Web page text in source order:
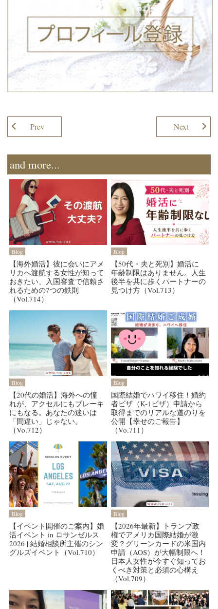
Prev Next
and more...
Blog
【海外婚活】彼に会いにアメ
リカへ渡航する女性が知って
おきたい、入国審査で信頼さ
れるための7つの鉄則
（Vol.714）
Blog
【50代・夫と死別】婚活に
年齢制限はありません。人生
後半を共に歩くパートナーの
見つけ方（Vol.713）
Blog
【20代の婚活】海外への憧
れが、アクセルにもブレーキ
にもなる。あなたの迷いは
「間違い」じゃない。
（Vo.712）
Blog
国際結婚でハワイ移住！婚約
者ビザ（K-1ビザ）申請から
取得までのリアルな道のりを
公開【幸せのご報告】
（Vo.711）
Blog
【イベント開催のご案内】婚
活イベント in ロサンゼルス
2026 | 結婚相談所主催のシン
グルズイベント（Vol.710）
Blog
【2026年最新】トランプ政
権でアメリカ国際結婚が激
変？グリーンカードの米国内
申請（AOS）が大幅制限へ！
日本人女性が今すぐ知ってお
くべき対策と必須の心構え
（Vol.709）